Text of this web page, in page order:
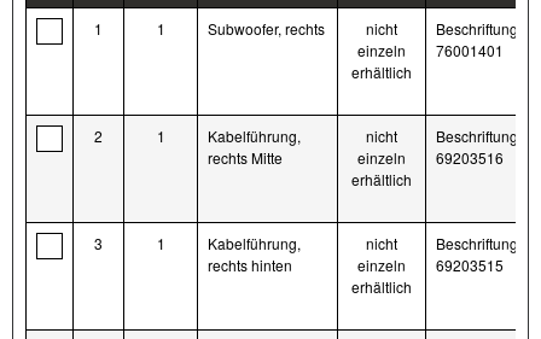
1 1 Subwoofer, rechts
nicht
einzeln
erhältlich
Beschriftung
76001401
2 1
Kabelführung,
rechts Mitte
nicht
einzeln
erhältlich
Beschriftung
69203516
3 1
Kabelführung,
rechts hinten
nicht
einzeln
erhältlich
Beschriftung
69203515